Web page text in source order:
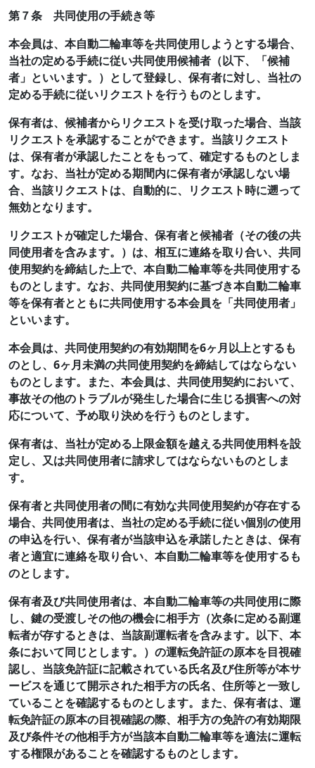
第７条 共同使用の手続き等
本会員は、本自動二輪車等を共同使用しようとする場合、
当社の定める手続に従い共同使用候補者（以下、「候補
者」といいます。）として登録し、保有者に対し、当社の
定める手続に従いリクエストを行うものとします。
保有者は、候補者からリクエストを受け取った場合、当該
リクエストを承認することができます。当該リクエスト
は、保有者が承認したことをもって、確定するものとしま
す。なお、当社が定める期間内に保有者が承認しない場
合、当該リクエストは、自動的に、リクエスト時に遡って
無効となります。
リクエストが確定した場合、保有者と候補者（その後の共
同使用者を含みます。）は、相互に連絡を取り合い、共同
使用契約を締結した上で、本自動二輪車等を共同使用する
ものとします。なお、共同使用契約に基づき本自動二輪車
等を保有者とともに共同使用する本会員を「共同使用者」
といいます。
本会員は、共同使用契約の有効期間を6ヶ月以上とするも
のとし、6ヶ月未満の共同使用契約を締結してはならない
ものとします。また、本会員は、共同使用契約において、
事故その他のトラブルが発生した場合に生じる損害への対
応について、予め取り決めを行うものとします。
保有者は、当社が定める上限金額を越える共同使用料を設
定し、又は共同使用者に請求してはならないものとしま
す。
保有者と共同使用者の間に有効な共同使用契約が存在する
場合、共同使用者は、当社の定める手続に従い個別の使用
の申込を行い、保有者が当該申込を承諾したときは、保有
者と適宜に連絡を取り合い、本自動二輪車等を使用するも
のとします。
保有者及び共同使用者は、本自動二輪車等の共同使用に際
し、鍵の受渡しその他の機会に相手方（次条に定める副運
転者が存するときは、当該副運転者を含みます。以下、本
条において同じとします。）の運転免許証の原本を目視確
認し、当該免許証に記載されている氏名及び住所等が本サ
ービスを通じて開示された相手方の氏名、住所等と一致し
ていることを確認するものとします。また、保有者は、運
転免許証の原本の目視確認の際、相手方の免許の有効期限
及び条件その他相手方が当該本自動二輪車等を適法に運転
する権限があることを確認するものとします。